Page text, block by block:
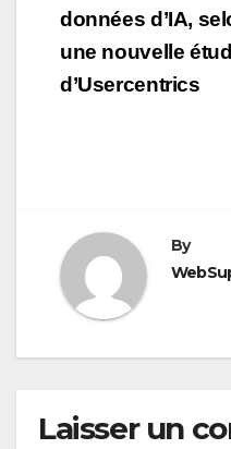
données d’IA,
une nouvelle
d’Usercentrics
By
Laisser un